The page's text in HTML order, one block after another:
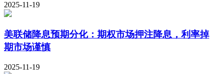
2025-11-19
美联储降息预期分化：期权市场押注降息，利率掉
期市场谨慎
2025-11-19